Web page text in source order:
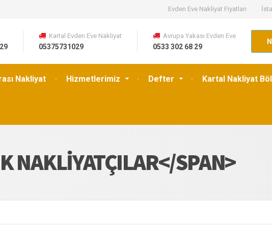
Evden Eve Nakliyat Fiyatları
Nakliyat Hizmetlerimiz Defter Kartal Nakliyat
Kartal Evden Eve Nakliyat
05375731029
Avrupa Yakası Evden Eve
0533 302 68 29
NAKLIYATÇILAR</SPAN>